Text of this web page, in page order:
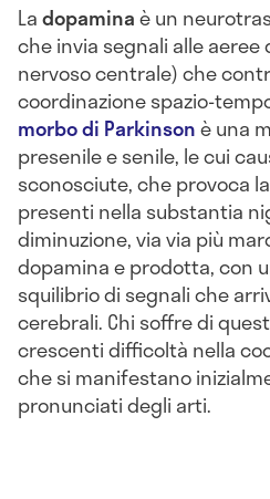
Ladopaminaè un
che invia segnali alle aeree
nervoso centrale) che
coordinazione spazio-
morbo di Parkinsonè una
presenile e senile, le cui
sconosciute, che provoca
presenti nella substantia
diminuzione, via via più
dopamina e prodotta, con
squilibrio di segnali che
cerebrali. Chi soffre di
crescenti difficoltà nella
che si manifestano
pronunciati degli arti.